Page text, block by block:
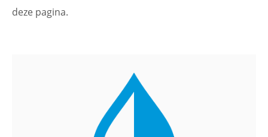
deze pagina.